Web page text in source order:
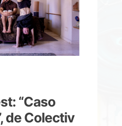
“Caso
de Colectiv